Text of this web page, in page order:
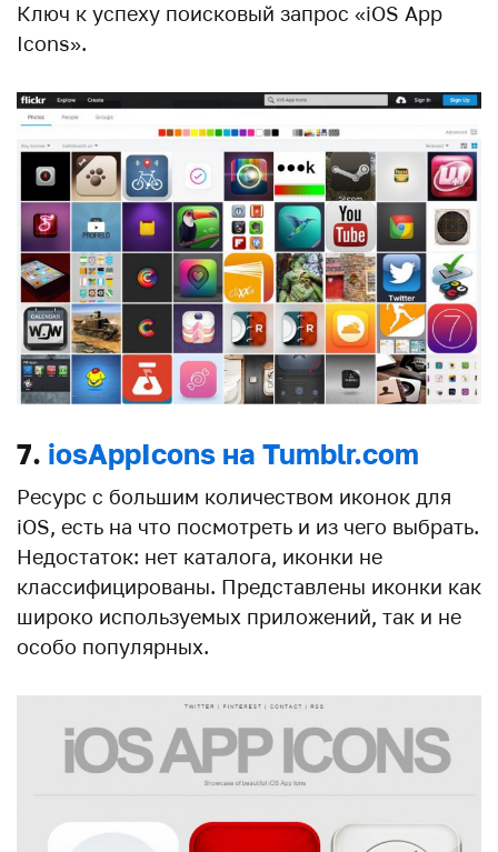
Ключ к успеху поисковый запрос «iOS App
Icons».
7. iosAppIcons на Tumblr.com
Ресурс с большим количеством иконок для
iOS, есть на что посмотреть и из чего выбрать.
Недостаток: нет каталога, иконки не
классифицированы. Представлены иконки как
широко используемых приложений, так и не
особо популярных.